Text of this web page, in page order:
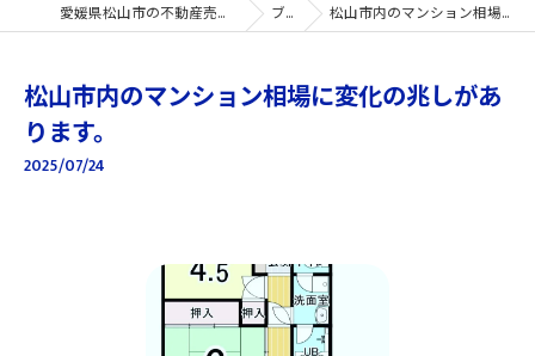
愛媛県松山市の不動産売買ならハウスドゥ 松山駅前 ブログ 松山市内のマンション相場に変化の兆しがあります。
松山市内のマンション相場に変化の兆しがあ
ります。
2025/07/24